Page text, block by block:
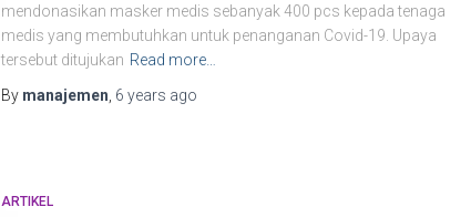
mendonasikan masker medis sebanyak 400 pcs kepada tenaga
medis yang membutuhkan untuk penanganan Covid-19. Upaya
tersebut ditujukan Read more…
By manajemen 6 years ago
ARTIKEL